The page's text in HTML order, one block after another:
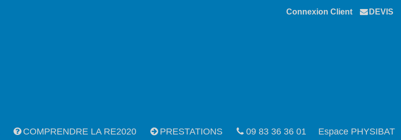
Connexion Client DEVIS
COMPRENDRE LA RE2020 PRESTATIONS 09 83 36 36 01 Espace PHYSIBAT